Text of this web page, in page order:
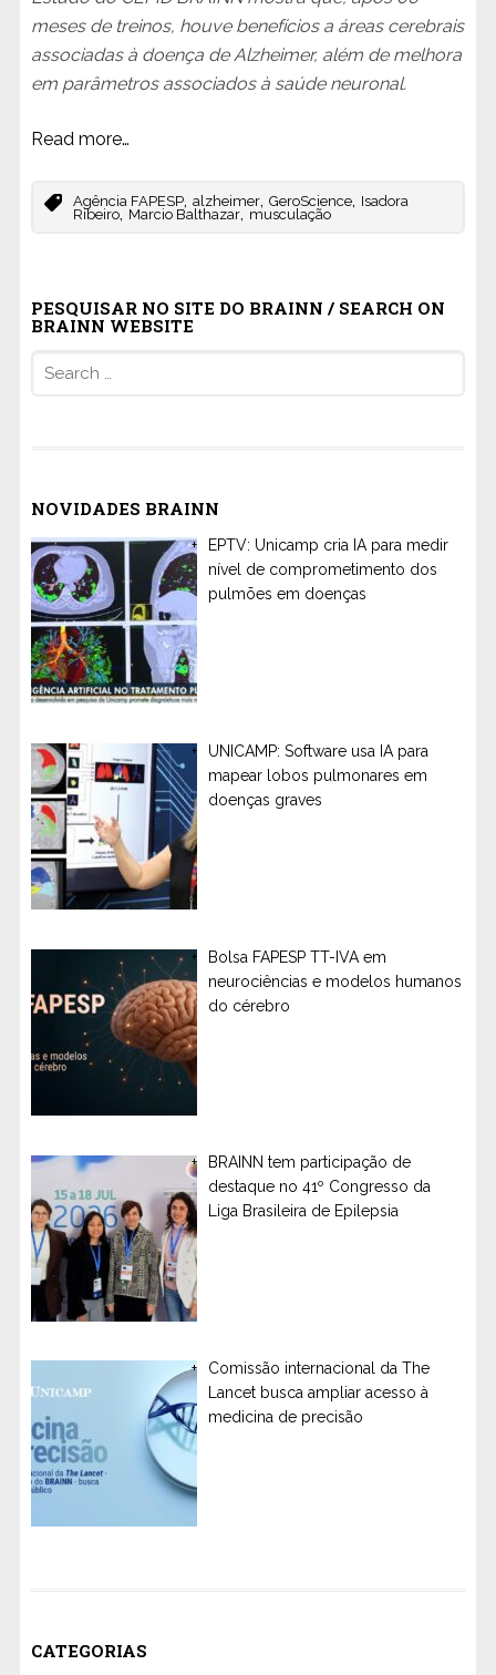
meses de treinos, houve benefícios a áreas cerebrais
associadas à doença de Alzheimer, além de melhora
em parâmetros associados à saúde neuronal.
Read more…
Agência FAPESP, alzheimer, GeroScience, Isadora
Ribeiro, Marcio Balthazar, musculação
PESQUISAR NO SITE DO BRAINN / SEARCH ON
BRAINN WEBSITE
NOVIDADES BRAINN
EPTV: Unicamp cria IA para medir
nível de comprometimento dos
pulmões em doenças
UNICAMP: Software usa IA para
mapear lobos pulmonares em
doenças graves
Bolsa FAPESP TT-IVA em
neurociências e modelos humanos
do cérebro
BRAINN tem participação de
destaque no 41º Congresso da
Liga Brasileira de Epilepsia
Comissão internacional da The
Lancet busca ampliar acesso à
medicina de precisão
CATEGORIAS